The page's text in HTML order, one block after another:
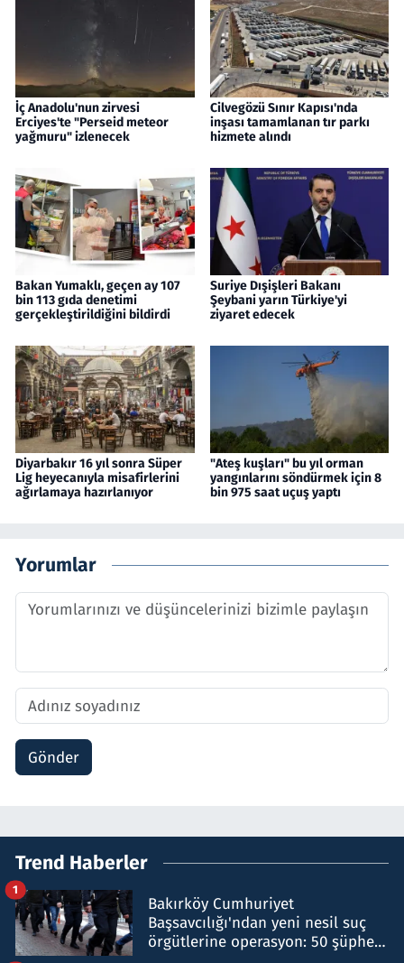
İç Anadolu'nun zirvesi
Erciyes'te "Perseid meteor
yağmuru" izlenecek
Cilvegözü Sınır Kapısı'nda
inşası tamamlanan tır parkı
hizmete alındı
Bakan Yumaklı, geçen ay 107
bin 113 gıda denetimi
gerçekleştirildiğini bildirdi
Suriye Dışişleri Bakanı
Şeybani yarın Türkiye'yi
ziyaret edecek
Diyarbakır 16 yıl sonra Süper
Lig heyecanıyla misafirlerini
ağırlamaya hazırlanıyor
"Ateş kuşları" bu yıl orman
yangınlarını söndürmek için 8
bin 975 saat uçuş yaptı
Yorumlar
Gönder
Trend Haberler
Bakırköy Cumhuriyet
Başsavcılığı'ndan yeni nesil suç
örgütlerine operasyon: 50 şüpheli
1